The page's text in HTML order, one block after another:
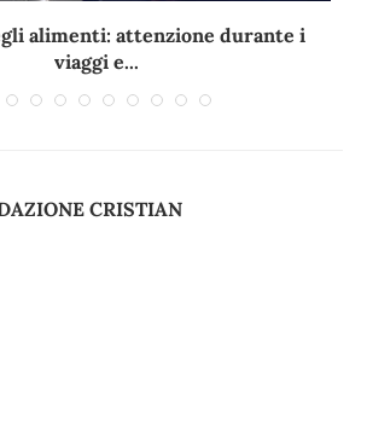
alimenti: attenzione durante i
viaggi e...
CRISTIAN